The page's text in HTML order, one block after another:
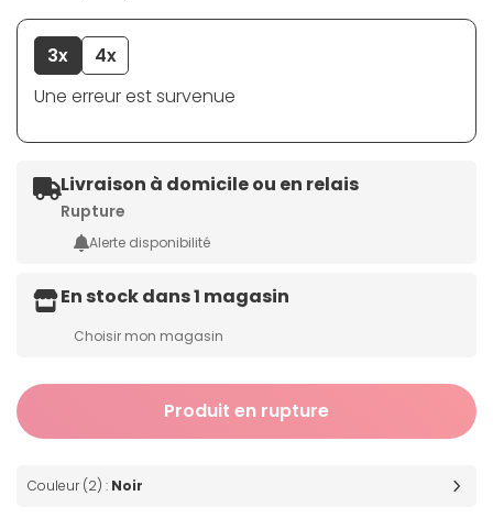
3x
4x
Une erreur est survenue
Livraison à domicile ou en relais
Rupture
Alerte disponibilité
En stock dans 1 magasin
Choisir mon magasin
Produit en rupture
Couleur (2) : Noir